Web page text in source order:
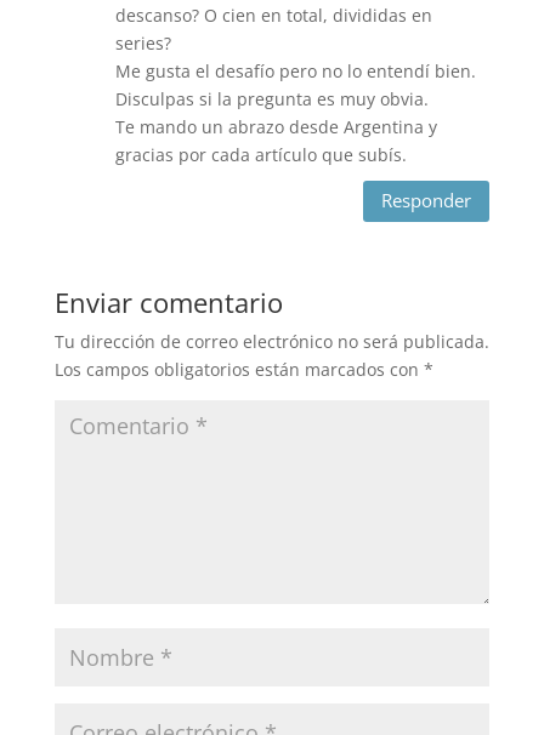
descanso? O cien en total, divididas en
series?
Me gusta el desafío pero no lo entendí bien.
Disculpas si la pregunta es muy obvia.
Te mando un abrazo desde Argentina y
gracias por cada artículo que subís.
Responder
Enviar comentario
Tu dirección de correo electrónico no será publicada.
Los campos obligatorios están marcados con *